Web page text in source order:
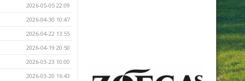
2026-05-05 22:09
2026-04-30 10:47
2026-04-22 13:55
2026-04-19 20:50
2026-03-23 10:00
2026-03-20 16:43